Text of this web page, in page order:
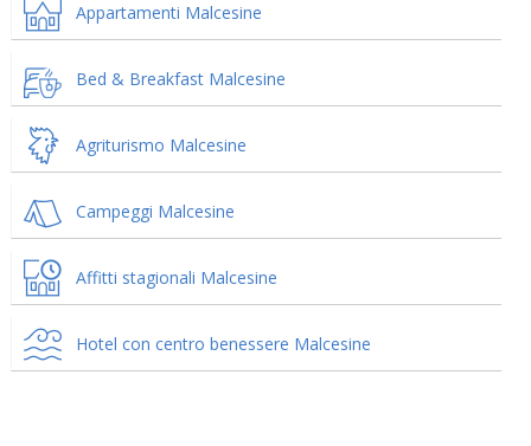
Appartamenti Malcesine
Bed & Breakfast Malcesine
Agriturismo Malcesine
Campeggi Malcesine
Affitti stagionali Malcesine
Hotel con centro benessere Malcesine